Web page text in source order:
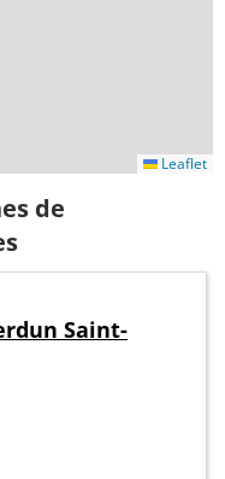
Leaflet
de
Saint-